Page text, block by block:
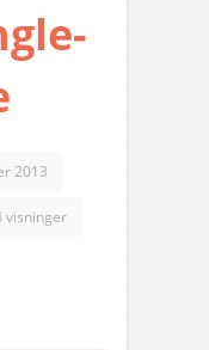
2013
visninger